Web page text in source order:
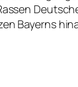
Bayerns